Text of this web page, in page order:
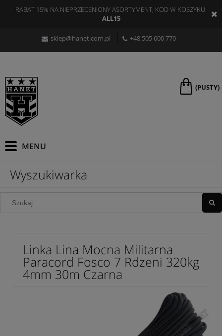
RABAT 15% NA NIEPRZECENIONY ASORTYMENT, KOD W KOSZYKU:
ALL15
sklep@hanet.com.pl +48 505 600 770
(PUSTY)
Wyszukiwarka
Linka Lina Mocna Militarna
Paracord Fosco 7 Rdzeni 320kg
4mm 30m Czarna